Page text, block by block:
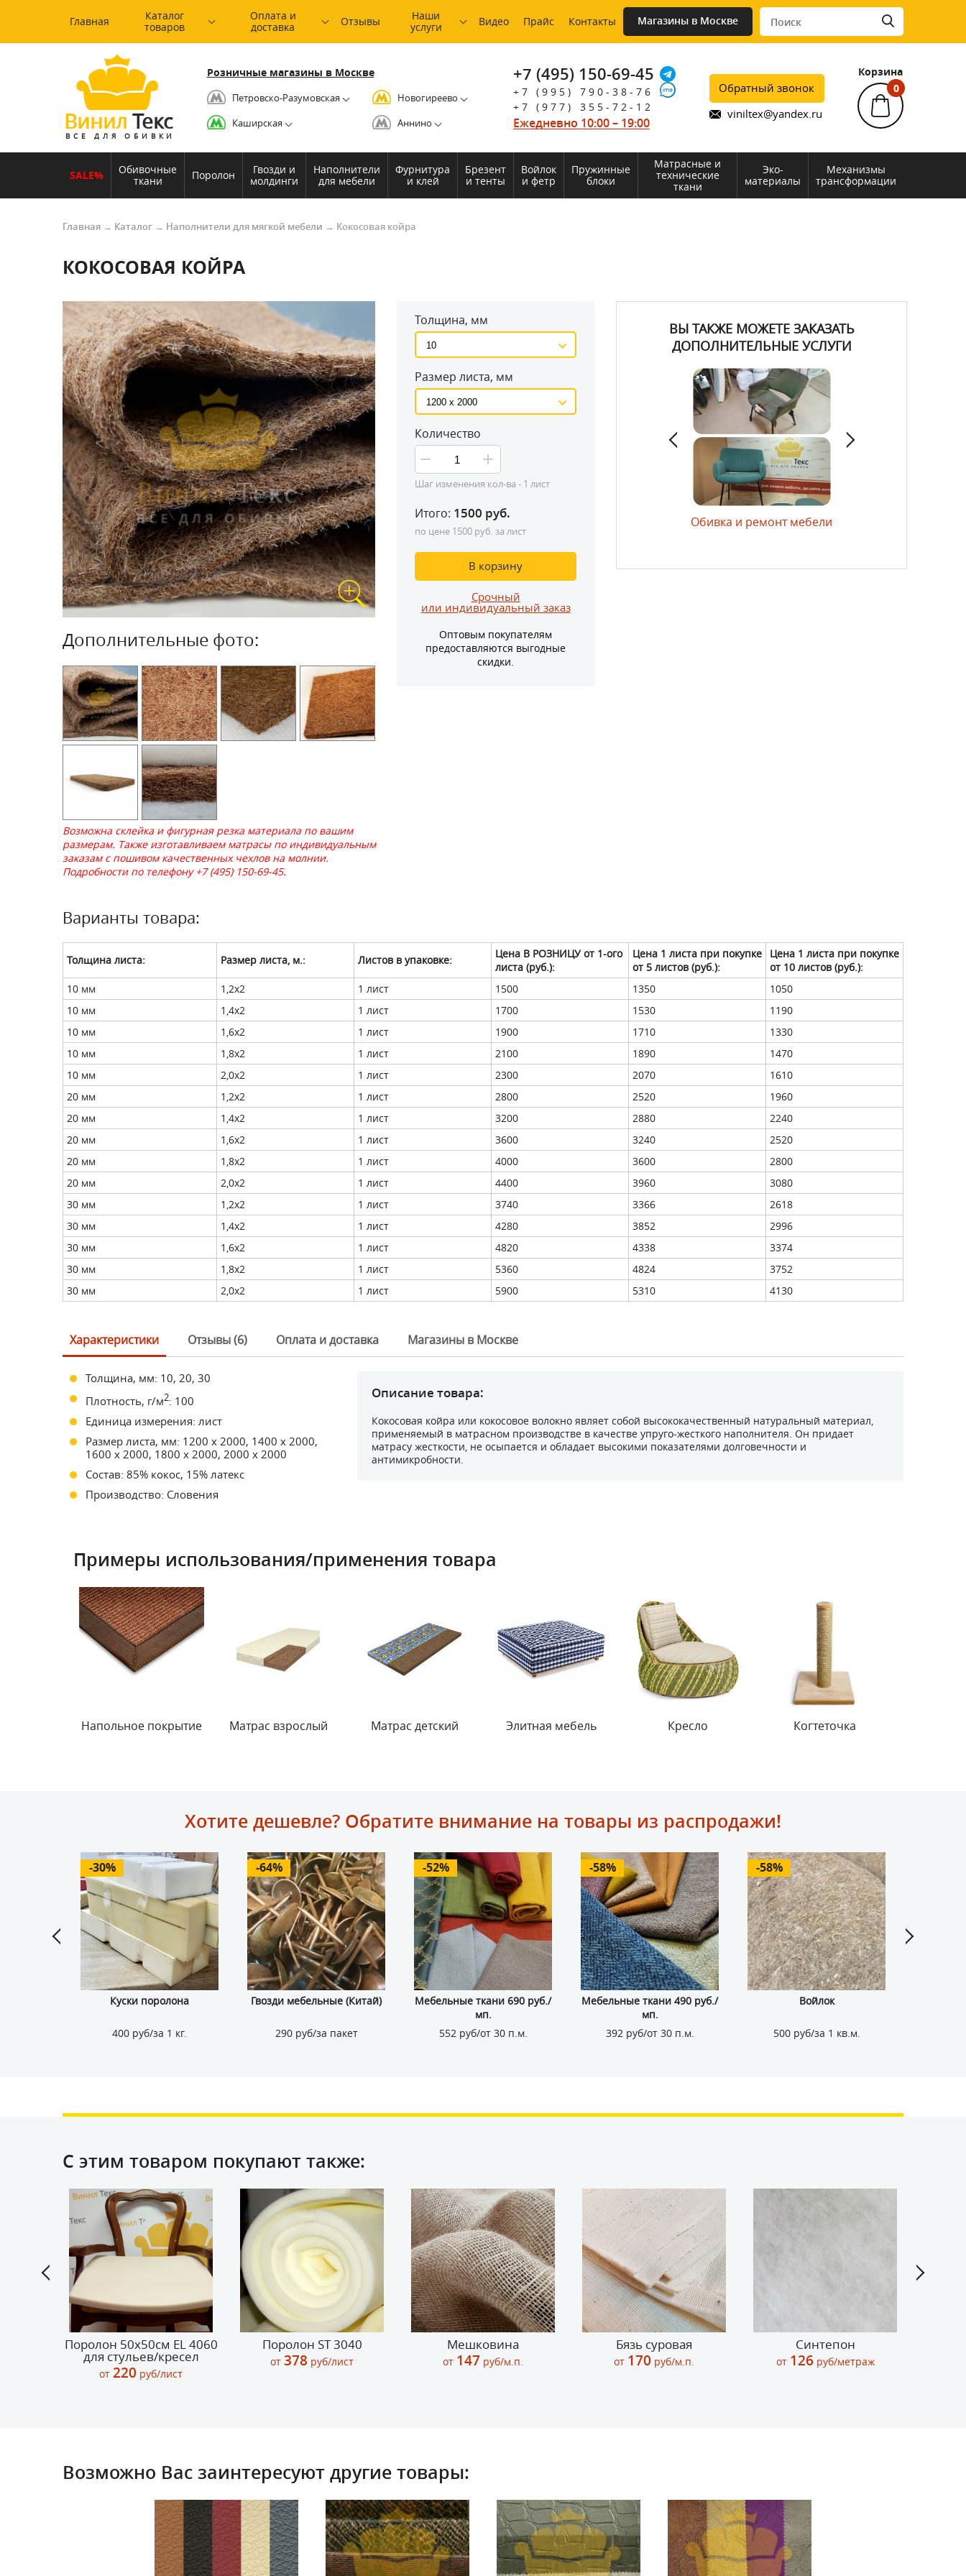
Главная
Каталог
товаров
Оплата и
доставка
Отзывы
Наши
услуги
Видео Прайс Контакты Магазины в Москве
Винил Текс
ВСЕ ДЛЯ ОБИВКИ
Розничные магазины в Москве
Петровско-Разумовская
Каширская
Новогиреево
Аннино
+7 (495) 150-69-45
+7 (995) 790-38-76
+7 (977) 355-72-12
Ежедневно 10:00 – 19:00
Обратный звонок
viniltex@yandex.ru
Корзина
0
SALE%
Обивочные
ткани
Поролон
Гвозди и
молдинги
Наполнители
для мебели
Фурнитура
и клей
Брезент
и тенты
Войлок
и фетр
Пружинные
блоки
Матрасные и
технические
ткани
Эко-
материалы
Механизмы
трансформации
Главная → Каталог → Наполнители для мягкой мебели → Кокосовая койра
КОКОСОВАЯ КОЙРА
Дополнительные фото:
Возможна склейка и фигурная резка материала по вашим
размерам. Также изготавливаем матрасы по индивидуальным
заказам с пошивом качественных чехлов на молнии.
Подробности по телефону +7 (495) 150-69-45.
Толщина, мм
Размер листа, мм
Количество
Шаг изменения кол-ва - 1 лист
Итого: 1500 руб.
по цене 1500 руб. за лист
В корзину
Срочный
или индивидуальный заказ
Оптовым покупателям
предоставляются выгодные
скидки.
ВЫ ТАКЖЕ МОЖЕТЕ ЗАКАЗАТЬ
ДОПОЛНИТЕЛЬНЫЕ УСЛУГИ
Обивка и ремонт мебели
Варианты товара:
Толщина листа: Размер листа, м.: Листов в упаковке:
Цена В РОЗНИЦУ от 1-ого
листа (руб.):
Цена 1 листа при покупке
от 5 листов (руб.):
Цена 1 листа при покупке
от 10 листов (руб.):
10 мм
1,2х2 1 лист 1500 1350
1050
10 мм
1,4х2 1 лист 1700 1530
1190
10 мм
1,6х2 1 лист 1900 1710
1330
10 мм
1,8х2 1 лист 2100 1890
1470
10 мм
2,0х2 1 лист 2300 2070
1610
20 мм
1,2х2 1 лист 2800 2520
1960
20 мм
1,4х2 1 лист 3200 2880
2240
20 мм
1,6х2 1 лист 3600 3240
2520
20 мм
1,8х2 1 лист 4000 3600
2800
20 мм
2,0х2 1 лист 4400 3960
3080
30 мм
1,2х2 1 лист 3740 3366
2618
30 мм
1,4х2 1 лист 4280 3852
2996
30 мм
1,6х2 1 лист 4820 4338
3374
30 мм
1,8х2 1 лист 5360 4824
3752
30 мм
2,0х2 1 лист 5900 5310 4130
Характеристики Отзывы (6) Оплата и доставка Магазины в Москве
Толщина, мм: 10, 20, 30
Плотность, г/м2: 100
Единица измерения: лист
Размер листа, мм: 1200 х 2000, 1400 х 2000,
1600 х 2000, 1800 х 2000, 2000 х 2000
Состав: 85% кокос, 15% латекс
Производство: Словения
Описание товара:
Кокосовая койра или кокосовое волокно являет собой высококачественный натуральный материал,
применяемый в матрасном производстве в качестве упруго-жесткого наполнителя. Он придает
матрасу жесткости, не осыпается и обладает высокими показателями долговечности и
антимикробности.
Примеры использования/применения товара
Напольное покрытие Матрас взрослый Матрас детский Элитная мебель Кресло Когтеточка
Хотите дешевле? Обратите внимание на товары из распродажи!
-30%
Куски поролона
400 руб/за 1 кг.
-64%
Гвозди мебельные (Китай)
290 руб/за пакет
-52%
Мебельные ткани 690 руб./
мп.
552 руб/от 30 п.м.
-58%
Мебельные ткани 490 руб./
мп.
392 руб/от 30 п.м.
-58%
Войлок
500 руб/за 1 кв.м.
С этим товаром покупают также:
Поролон 50х50см EL 4060
для стульев/кресел
от 220 руб/лист
Поролон ST 3040
от 378 руб/лист
Мешковина
от 147 руб/м.п.
Бязь суровая
от 170 руб/м.п.
Синтепон
от 126 руб/метраж
Возможно Вас заинтересуют другие товары: